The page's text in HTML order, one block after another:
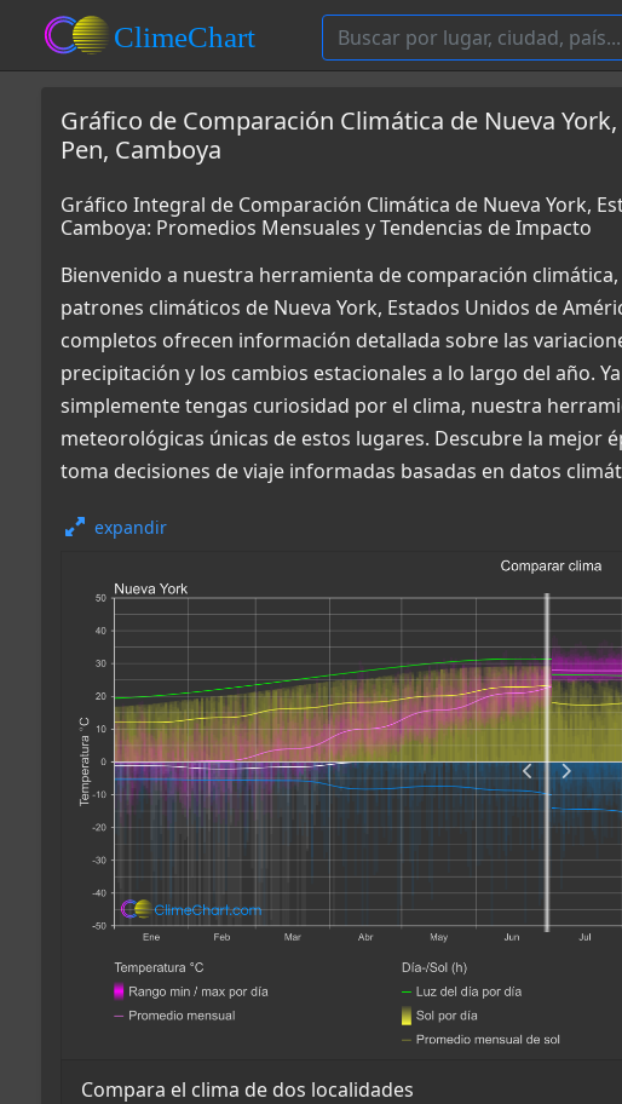
Gráfico de Comparación Climática de Nueva
Pen, Camboya
Gráfico Integral de Comparación Climática de Nueva York,
Camboya: Promedios Mensuales y Tendencias de Impacto
Bienvenido a nuestra herramienta de comparación
patrones climáticos de Nueva York, Estados Unidos de
completos ofrecen información detallada sobre las
precipitación y los cambios estacionales a lo largo del año.
simplemente tengas curiosidad por el clima, nuestra
meteorológicas únicas de estos lugares. Descubre la mejor
toma decisiones de viaje informadas basadas en datos
expandir
Compara el clima de dos localidades